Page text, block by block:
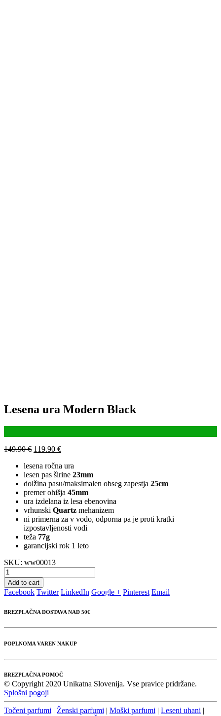
Lesena ura Modern Black
149.90€ 119.90 €
lesena ročna ura
lesen pas širine 23mm
dolžina pasu/maksimalen obseg zapestja 25cm
premer ohišja 45mm
ura izdelana iz lesa ebenovina
vrhunski Quartz mehanizem
ni primerna za v vodo, odporna pa je proti kratki
izpostavljenosti vodi
teža 77g
garancijski rok 1 leto
SKU: ww00013
Add to cart
Facebook Twitter LinkedIn Google + Pinterest Email
BREZPLAČNA DOSTAVA NAD 50€
POPLNOMA VAREN NAKUP
BREZPLAČNA POMOČ
© Copyright 2020 Unikatna Slovenija. Vse pravice pridržane.
Splošni pogoji
Točeni parfumi | Ženski parfumi | Moški parfumi | Leseni uhani |